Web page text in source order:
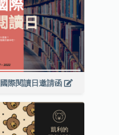
國際閱讀日邀請函